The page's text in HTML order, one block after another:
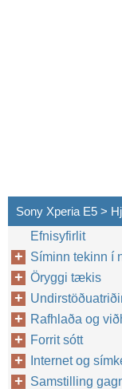
Sony Xperia E5 >
Efnisyfirlit
Síminn tekinn í
Öryggi tækis
Rafhlaða og
Forrit sótt
Internet og
Samstilling